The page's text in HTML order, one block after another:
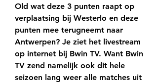
Old wat deze 3 punten raapt op
verplaatsing bij Westerlo en deze
punten mee terugneemt naar
Antwerpen? Je ziet het livestream
op internet bij Bwin TV. Want Bwin
TV zend namelijk ook dit hele
seizoen lang weer alle matches uit